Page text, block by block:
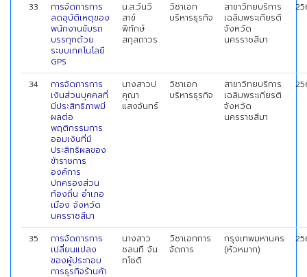
33
การจัดการการ
ลดอุบัติเหตุของ
พนักงานขับรถ
บรรทุกด้วย
ระบบเทคโนโลยี
GPS
น.ส.วันวิ
สาข์
พิทักษ์
สกุลถาวร
วิชาเอก
บริหารธุรกิจ
สาขาวิทยบริการ
เฉลิมพระเกียรติ
จังหวัด
นครราชสีมา
34
การจัดการการ
เงินส่วนบุคคลที่
มีประสิทธิภาพมี
ผลต่อ
พฤติกรรมการ
ออมเงินที่มี
ประสิทธิผลของ
ข้าราชการ
องค์การ
ปกครองส่วน
ท้องถิ่น อำเภอ
เมือง จังหวัด
นครราชสีมา
นางสาวป
คุณา
แสงจันทร์
วิชาเอก
บริหารธุรกิจ
สาขาวิทยบริการ
เฉลิมพระเกียรติ
จังหวัด
นครราชสีมา
35
การจัดการการ
เปลี่ยนแปลง
ของผู้ประกอบ
การธุรกิจร้านค้า
นางสาว
ชลนที จัน
ทโชติ
วิชาเอกการ
จัดการ
กรุงเทพมหานคร
(หัวหมาก)